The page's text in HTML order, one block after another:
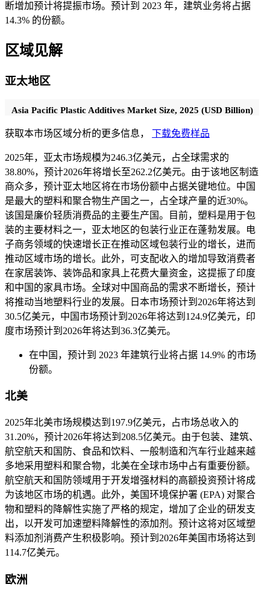
断增加预计将提振市场。预计到 2023 年，建筑业务将占据
14.3% 的份额。
区域见解
亚太地区
Asia Pacific Plastic Additives Market Size, 2025 (USD Billion)
获取本市场区域分析的更多信息， 下载免费样品
2025年，亚太市场规模为246.3亿美元，占全球需求的
38.80%，预计2026年将增长至262.2亿美元。由于该地区制造
商众多，预计亚太地区将在市场份额中占据关键地位。中国
是最大的塑料和聚合物生产国之一，占全球产量的近30%。
该国是廉价轻质消费品的主要生产国。目前，塑料是用于包
装的主要材料之一，亚太地区的包装行业正在蓬勃发展。电
子商务领域的快速增长正在推动区域包装行业的增长，进而
推动区域市场的增长。此外，可支配收入的增加导致消费者
在家居装饰、装饰品和家具上花费大量资金，这提振了印度
和中国的家具市场。全球对中国商品的需求不断增长，预计
将推动当地塑料行业的发展。日本市场预计到2026年将达到
30.5亿美元，中国市场预计到2026年将达到124.9亿美元，印
度市场预计到2026年将达到36.3亿美元。
在中国，预计到 2023 年建筑行业将占据 14.9% 的市场
份额。
北美
2025年北美市场规模达到197.9亿美元，占市场总收入的
31.20%，预计2026年将达到208.5亿美元。由于包装、建筑、
航空航天和国防、食品和饮料、一般制造和汽车行业越来越
多地采用塑料和聚合物，北美在全球市场中占有重要份额。
航空航天和国防领域用于开发增强材料的高额投资预计将成
为该地区市场的机遇。此外，美国环境保护署 (EPA) 对聚合
物和塑料的降解性实施了严格的规定，增加了企业的研发支
出，以开发可加速塑料降解性的添加剂。预计这将对区域塑
料添加剂消费产生积极影响。预计到2026年美国市场将达到
114.7亿美元。
欧洲